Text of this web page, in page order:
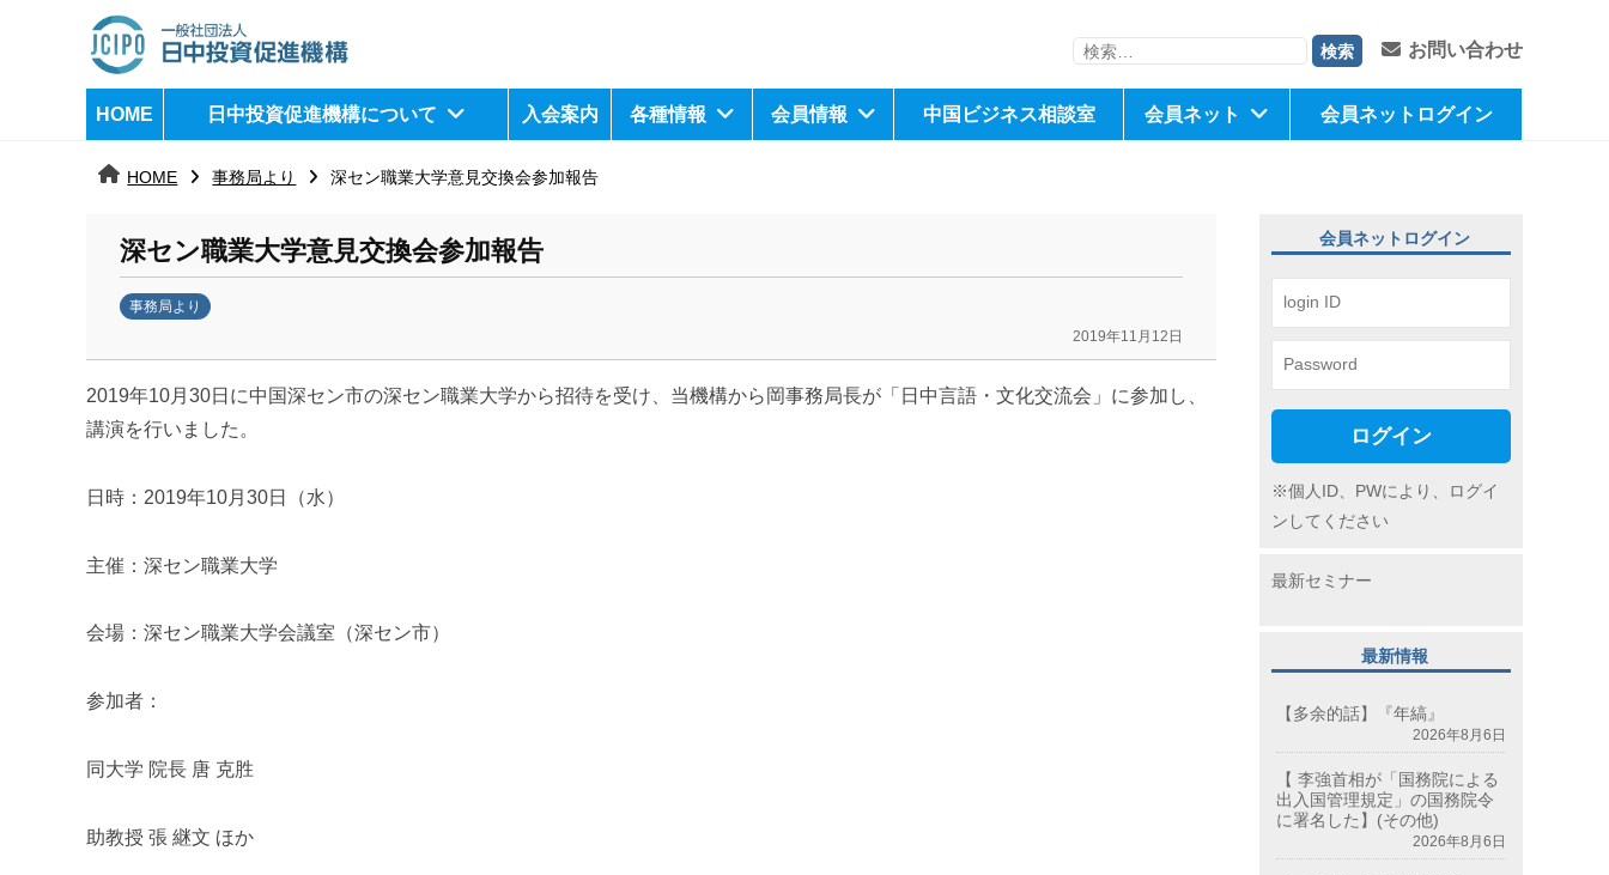
日
中
進
機
j
検
お問い合わせ
HOME 日中投資促進機構について 入会案内 各種情報 会員情報 中国ビジネス相談室 会員ネット 会員ネットログイン
HOME 事務局より 深セン職業大学意見交換会参加報告
深セン職業大学意見交換会参加報告
事務局より
2019年11月12日
k
a
a
i
2019年10月30日に中国深セン市の深セン職業大学から招待を受け、当機構から岡事務局長が「日中言語・文化交流会」に参加し、
講演を行いました。
日時：2019年10月30日（水）
主催：深セン職業大学
会場：深セン職業大学会議室（深セン市）
参加者：
同大学 院長 唐 克胜
助教授 張 継文 ほか
会員ネットログイン
ログイン
※個人ID、PWにより、ログイ
ンしてください
最新セミナー
最新情報
【多余的話】『年縞』
2026年8月6日
【 李強首相が「国務院による
出入国管理規定」の国務院令
に署名した】(その他)
2026年8月6日